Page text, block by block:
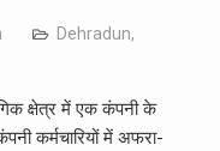
Dehradun,
क्षेत्र में एक कंपनी के
कर्मचारियों में अफरा-